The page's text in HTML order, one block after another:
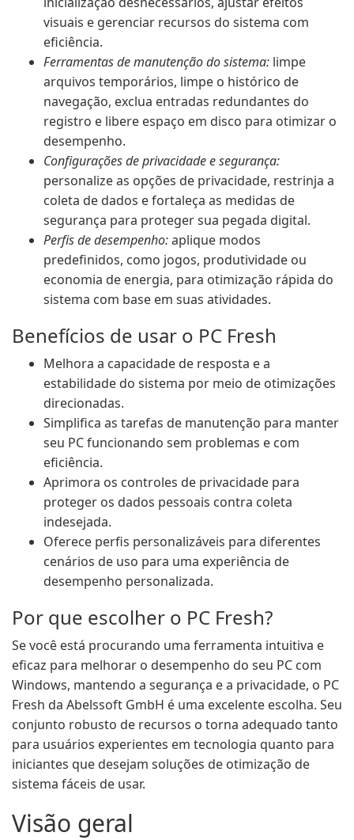
visuais e gerenciar recursos do sistema com
eficiência.
Ferramentas de manutenção do sistema: limpe
arquivos temporários, limpe o histórico de
navegação, exclua entradas redundantes do
registro e libere espaço em disco para otimizar o
desempenho.
Configurações de privacidade e segurança:
personalize as opções de privacidade, restrinja a
coleta de dados e fortaleça as medidas de
segurança para proteger sua pegada digital.
Perfis de desempenho:aplique modos
predefinidos, como jogos, produtividade ou
economia de energia, para otimização rápida do
sistema com base em suas atividades.
Benefícios de usar o PC Fresh
Melhora a capacidade de resposta e a
estabilidade do sistema por meio de otimizações
direcionadas.
Simplifica as tarefas de manutenção para manter
seu PC funcionando sem problemas e com
eficiência.
Aprimora os controles de privacidade para
proteger os dados pessoais contra coleta
indesejada.
Oferece perfis personalizáveis para diferentes
cenários de uso para uma experiência de
desempenho personalizada.
Por que escolher o PC Fresh?
Se você está procurando uma ferramenta intuitiva e
eficaz para melhorar o desempenho do seu PC com
Windows, mantendo a segurança e a privacidade, o PC
Fresh da Abelssoft GmbH é uma excelente escolha. Seu
conjunto robusto de recursos o torna adequado tanto
para usuários experientes em tecnologia quanto para
iniciantes que desejam soluções de otimização de
sistema fáceis de usar.
Visão geral